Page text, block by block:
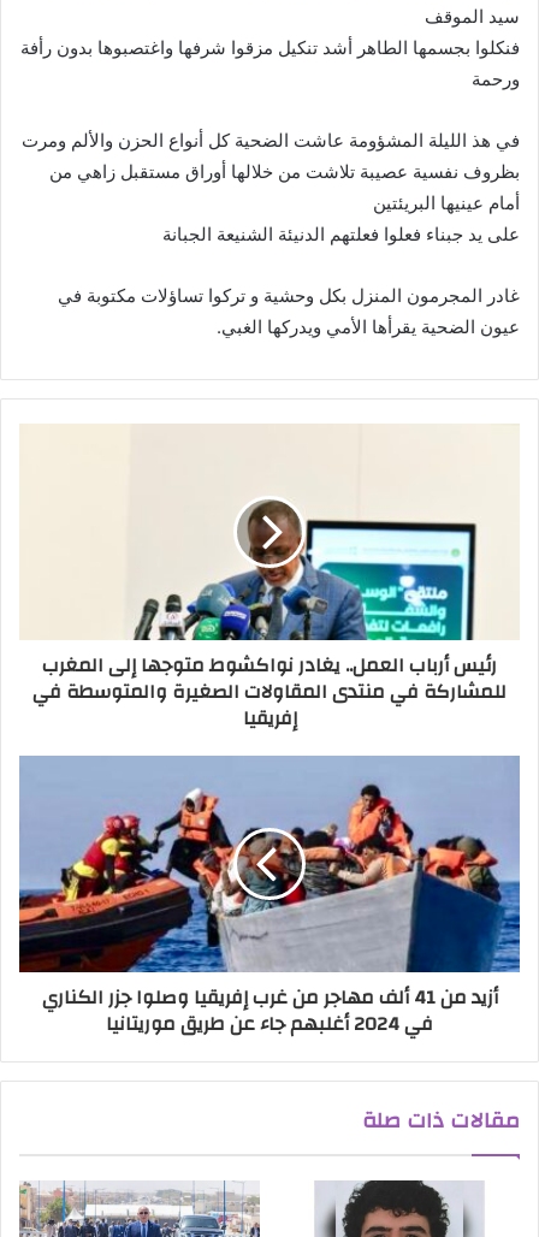
سيد الموقف
فنكلوا بجسمها الطاهر أشد تنكيل مزقوا شرفها واغتصبوها بدون رأفة
ورحمة
في هذ الليلة المشؤومة عاشت الضحية كل أنواع الحزن والألم ومرت
بظروف نفسية عصيبة تلاشت من خلالها أوراق مستقبل زاهي من
أمام عينيها البريئتين
على يد جبناء فعلوا فعلتهم الدنيئة الشنيعة الجبانة
غادر المجرمون المنزل بكل وحشية و تركوا تساؤلات مكتوبة في
عيون الضحية يقرأها الأمي ويدركها الغبي.
رئيس أرباب العمل.. يغادر نواكشوط متوجها إلى المغرب
للمشاركة في منتدى المقاولات الصغيرة والمتوسطة في
إفريقيا
أزيد من 41 ألف مهاجر من غرب إفريقيا وصلوا جزر الكناري
في 2024 أغلبهم جاء عن طريق موريتانيا
مقالات ذات صلة